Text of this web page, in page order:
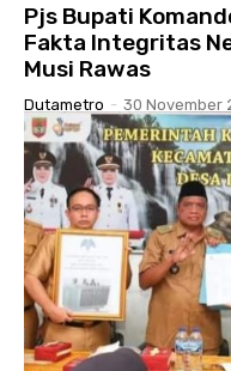
Pjs Bupati
Fakta Integritas
Musi Rawas
Dutametro - 30 November